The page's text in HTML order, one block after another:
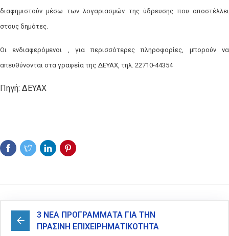
διαφημιστούν μέσω των λογαριασμών της ύδρευσης που αποστέλλει
στους δημότες.
Οι ενδιαφερόμενοι , για περισσότερες πληροφορίες, μπορούν να
απευθύνονται στα γραφεία της ΔΕΥΑΧ, τηλ. 22710-44354
Πηγή: ΔΕΥΑΧ
3 ΝΕΑ ΠΡΟΓΡΑΜΜΑΤΑ ΓΙΑ ΤΗΝ
ΠΡΑΣΙΝΗ ΕΠΙΧΕΙΡΗΜΑΤΙΚΟΤΗΤΑ